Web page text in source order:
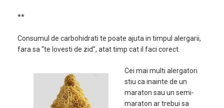
**
Consumul de carbohidrati te poate ajuta in timpul alergarii,
fara sa “te lovesti de zid”, atat timp cat il faci corect.
Cei mai multi alergatori
stiu ca inainte de un
maraton sau un semi-
maraton ar trebui sa